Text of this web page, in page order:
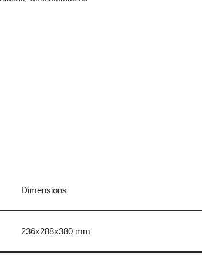
Dimensions
236x288x380 mm